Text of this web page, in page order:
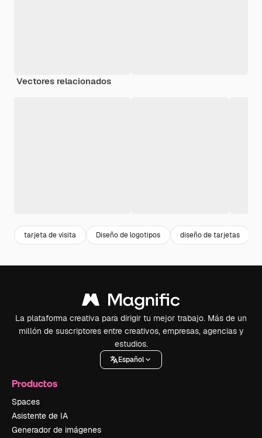
Vectores relacionados
tarjeta de visita Diseño de logotipos diseño de tarjetas
La plataforma creativa para dirigir tu mejor trabajo. Más de un
millón de suscriptores entre creativos, empresas, agencias y
estudios.
Español
Productos
Spaces
Asistente de IA
Generador de imágenes